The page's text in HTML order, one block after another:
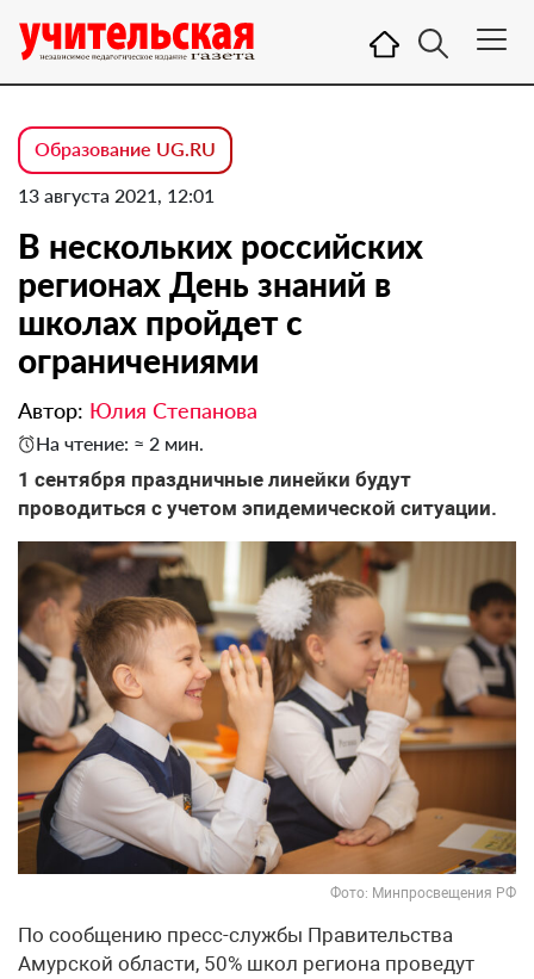
Образование UG.RU
13 августа 2021, 12:01
В нескольких российских
регионах День знаний в
школах пройдет с
ограничениями
Автор: Юлия Степанова
На чтение: ≈ 2 мин.
1 сентября праздничные линейки будут
проводиться с учетом эпидемической ситуации.
Фото: Минпросвещения РФ
По сообщению пресс-службы Правительства
Амурской области, 50% школ региона проведут